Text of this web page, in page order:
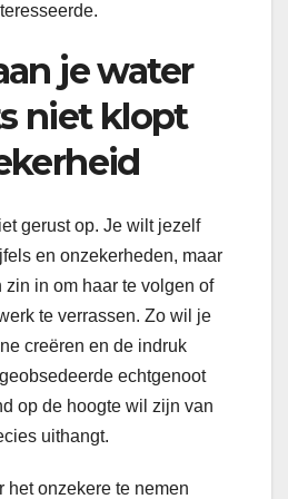
je water
niet klopt
gerust op. Je wilt jezelf
en onzekerheden, maar
zin in om haar te volgen of
te verrassen. Zo wil je
creëren en de indruk
echtgenoot
op de hoogte wil zijn van
uithangt.
het onzekere te nemen